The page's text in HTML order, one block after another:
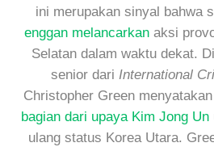
ini merupakan sinyal bahwa
enggan melancarkanaksi
Selatan dalam waktu dekat.
senior dari International
Christopher Green
bagian dari upaya Kim Jong Un
ulang status Korea Utara.